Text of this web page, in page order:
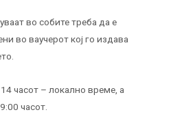
во собите треба да е
во ваучерот кој го издава
часот – локално време, а
часот.